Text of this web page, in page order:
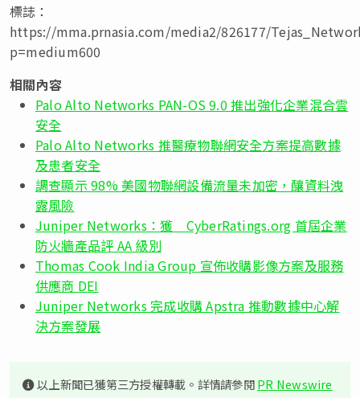
標誌：
https://mma.prnasia.com/media2/826177/
p=medium600
相關內容
Palo Alto Networks PAN-OS 9.0 推出強化企業混合雲
安全
Palo Alto Networks 推醫療物聯網安全方案提高數據
及患者安全
調查顯示 98% 美國物聯網設備流量未加密，釀資料洩
露風險
Juniper Networks：獲 CyberRatings.org 首屆企業
防火牆產品評 AA 級別
Thomas Cook India Group 宣佈收購影像方案及服務
供應商 DEI
Juniper Networks 完成收購 Apstra 推動數據中心解
決方案發展
以上新聞已獲第三方授權轉載。詳情請參閱PR Newswire